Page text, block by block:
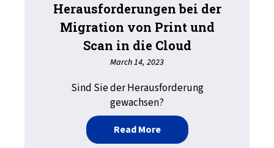
Herausforderungen bei der
Migration von Print und
Scan in die Cloud
March 14, 2023
Sind Sie der Herausforderung
gewachsen?
Read Moreabout Fresh